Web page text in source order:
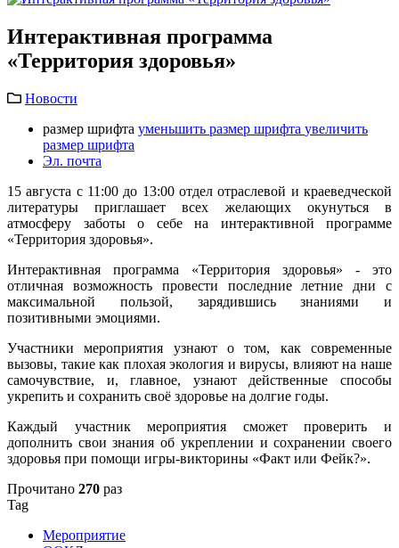
Интерактивная программа
«Территория здоровья»
Новости
размер шрифта уменьшить размер шрифта увеличить
размер шрифта
Эл. почта
15 августа с 11:00 до 13:00 отдел отраслевой и краеведческой
литературы приглашает всех желающих окунуться в
атмосферу заботы о себе на интерактивной программе
«Территория здоровья».
Интерактивная программа «Территория здоровья» - это
отличная возможность провести последние летние дни с
максимальной пользой, зарядившись знаниями и
позитивными эмоциями.
Участники мероприятия узнают о том, как современные
вызовы, такие как плохая экология и вирусы, влияют на наше
самочувствие, и, главное, узнают действенные способы
укрепить и сохранить своё здоровье на долгие годы.
Каждый участник мероприятия сможет проверить и
дополнить свои знания об укреплении и сохранении своего
здоровья при помощи игры-викторины «Факт или Фейк?».
Прочитано 270 раз
Tag
Мероприятие